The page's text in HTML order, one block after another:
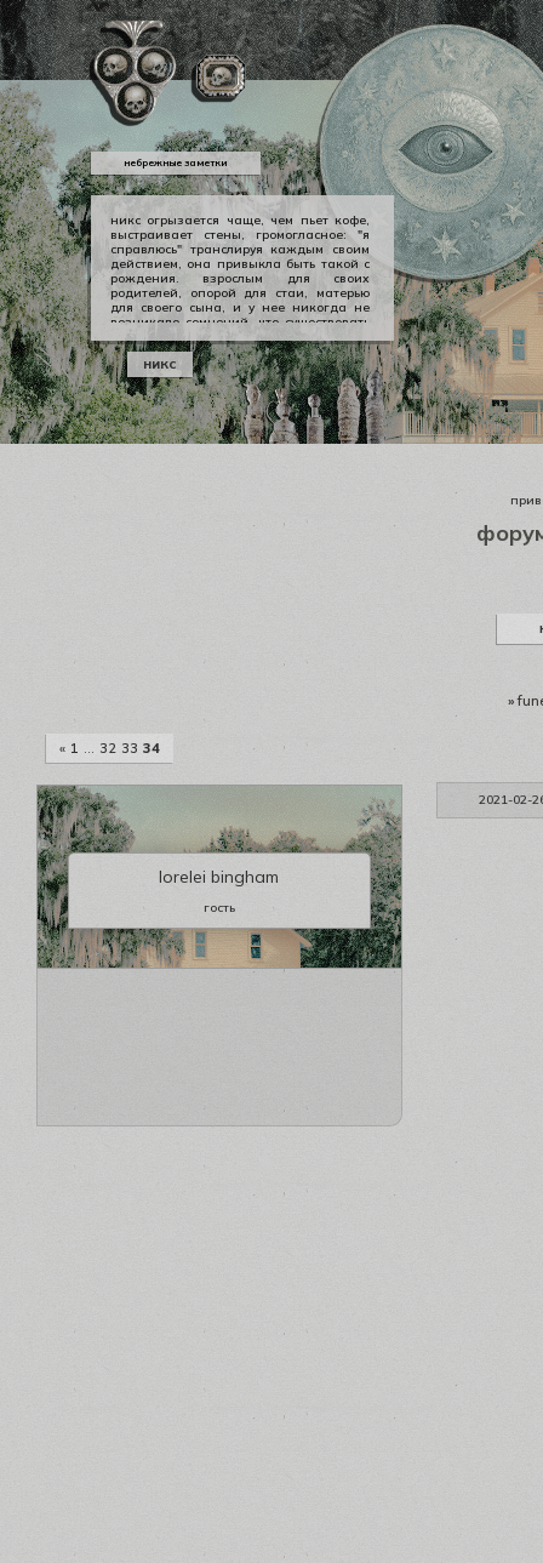
никс огрызается чаще, чем пьет кофе,
выстраивает стены, громогласное: "я
справлюсь" транслируя каждым своим
действием, она привыкла быть такой с
рождения. взрослым для своих
родителей, опорой для стаи, матерью
для своего сына, и у нее никогда не
возникало сомнений, что существовать
можно в принципе своем как-то иначе.
у никс опора — она сама, даже если
уже давно изломанная, совершенно
ненадежная, но помощи она просит
тогда, когда не остается уже выбора.
никс
небрежные заметки
»
« 1 … 32 33 34
2021-02-
lorelei bingham
гость